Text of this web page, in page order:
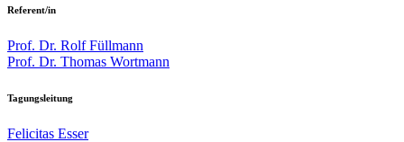
Referent/in
Prof. Dr. Rolf Füllmann
Prof. Dr. Thomas Wortmann
Tagungsleitung
Felicitas Esser